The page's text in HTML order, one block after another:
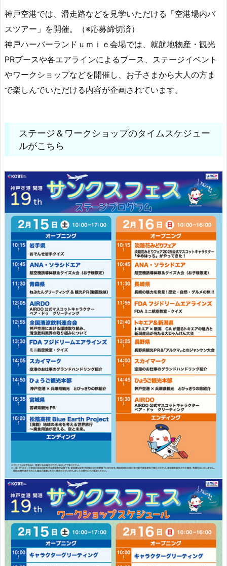
神戸空港では、滑走路などを見学いただける「空港場内バ
スツアー」を開催。（※応募締切済）
神戸ハーバーランドｕｍｉｅ会場では、就航地物産・観光
PRブースや各エアラインによるブース、ステージイベント
やワークショップなどを開催し、お子さまから大人の方ま
で楽しんでいただける内容が企画されています。
ステージ＆ワークショップのタイムスケジュー
ルがこちら